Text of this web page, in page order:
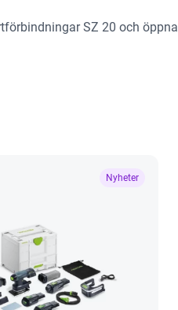
SZ 20 och öppna
Nyheter